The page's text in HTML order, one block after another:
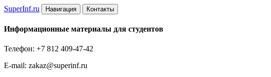
SuperInf.ru Навигация Контакты
Информационные материалы для студентов
Телефон: +7 812 409-47-42
E-mail: zakaz@superinf.ru